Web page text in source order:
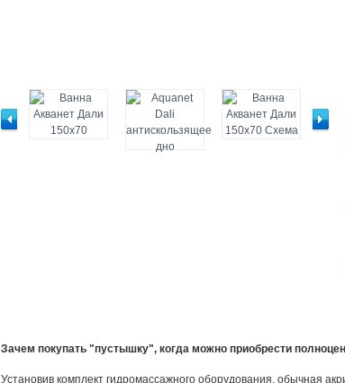
Зачем покупать "пустышку", когда можно приобрести
Установив комплект гидромассажного оборудования, обычная